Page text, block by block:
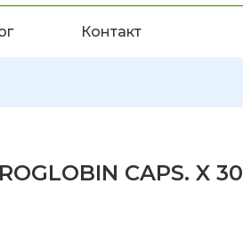
Контакт
CAPS. X 30